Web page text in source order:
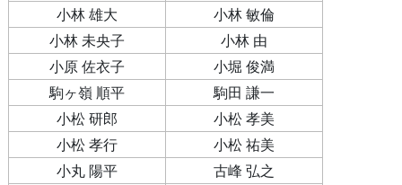
小林 雄大
小林 敏倫
小林 未央子
小林 由
小原 佐衣子
小堀 俊満
駒ヶ嶺 順平
駒田 謙一
小松 研郎
小松 孝美
小松 孝行
小松 祐美
小丸 陽平
古峰 弘之